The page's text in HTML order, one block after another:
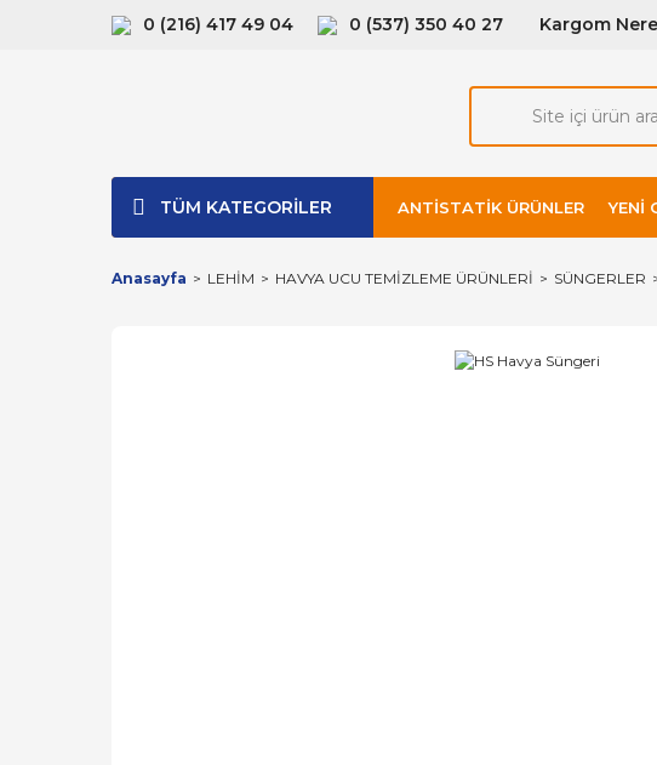
0 (216) 417 49 04 0 (537) 350 40 27 Kargom
TÜM KATEGORİLER ANTISTATIK ÜRÜNLER YENI
Anasayfa LEHİM HAVYA UCU TEMİZLEME ÜRÜNLERİ SÜNGERLER